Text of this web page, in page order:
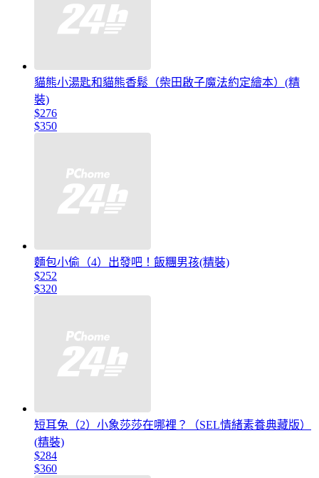
貓熊小湯匙和貓熊香鬆（柴田啟子魔法約定繪本）(精
裝)
$276
$350
麵包小偷（4）出發吧！飯糰男孩(精裝)
$252
$320
短耳兔（2）小象莎莎在哪裡？（SEL情緒素養典藏版）
(精裝)
$284
$360